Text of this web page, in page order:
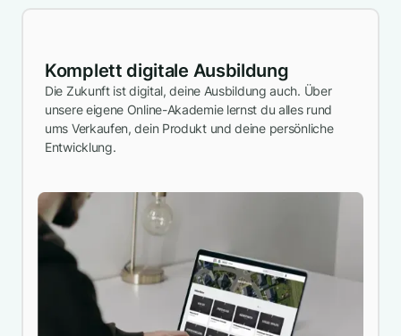
Komplett digitale Ausbildung
Die Zukunft ist digital, deine Ausbildung auch. Über
unsere eigene Online-Akademie lernst du alles rund
ums Verkaufen, dein Produkt und deine persönliche
Entwicklung.